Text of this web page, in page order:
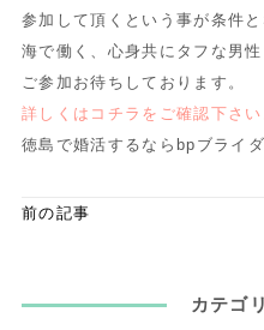
参加して頂くという事が条件と
海で働く、心身共にタフな男
ご参加お待ちしております。
詳しくはコチラをご確認下さい
徳島で婚活するならbpブライ
前の記事
カテゴ